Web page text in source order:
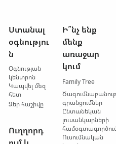
Ստանալ
օգնությու
ն
Օգնության
կենտրոն
Կապվել մեզ
հետ
Ձեր հաշիվը
Ուղղորդ
Ի՞նչ ենք
մենք
առաջար
կում
Family Tree
գրանցումներ
Ընտանեկան
լուսանկարների
Ուսումնական